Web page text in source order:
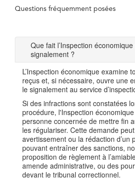
Questions fréquemment posées
Que fait l’Inspection
signalement ?
L’Inspection économique examine
reçus et, si nécessaire, ouvre une
le signalement au service
Si des infractions sont constatées
procédure, l'Inspection
personne concernée de mettre fin
les régulariser. Cette demande
avertissement ou la rédaction d’un
pouvant entraîner des sanctions,
proposition de règlement à
amende administrative, ou des
devant le tribunal correctionnel.